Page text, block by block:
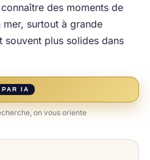
des moments de
surtout à grande
souvent plus solides dans
PAR IA
on vous oriente